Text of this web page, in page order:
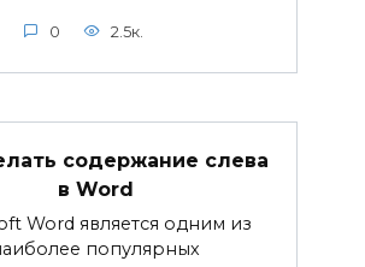
0 2.5к.
содержание слева
в Word
Word является одним из
популярных